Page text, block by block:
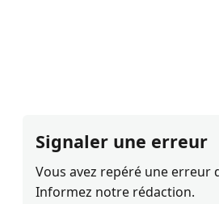
Signaler une erreur
Vous avez repéré une erreur
Informez notre rédaction.